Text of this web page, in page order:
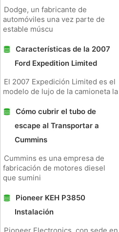
Dodge, un fabricante de
automóviles una vez parte de
estable múscu
Características de la 2007
Ford Expedition Limited
El 2007 Expedición Limited es el
modelo de lujo de la camioneta la
Cómo cubrir el tubo de
escape al Transportar a
Cummins
Cummins es una empresa de
fabricación de motores diesel
que sumini
Pioneer KEH P3850
Instalación